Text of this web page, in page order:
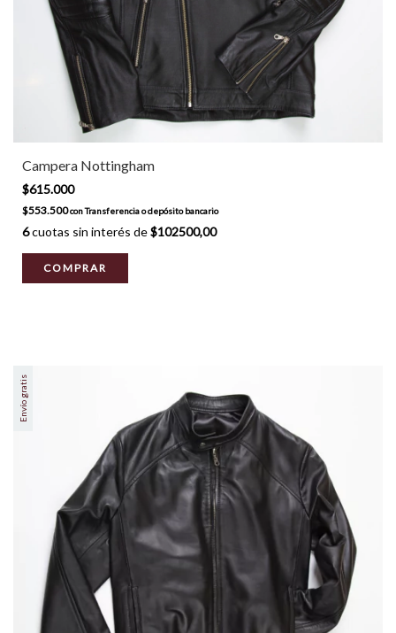
Campera Nottingham
$615.000
$553.500conTransferencia o depósito bancario
6cuotas sin interés de$102500,00
COMPRAR
Envío gratis